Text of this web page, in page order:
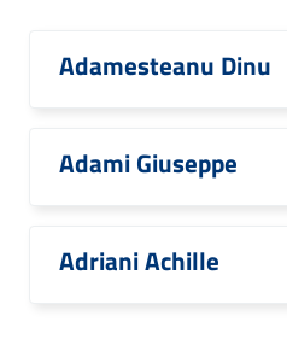
Adamesteanu Dinu
Adami Giuseppe
Adriani Achille